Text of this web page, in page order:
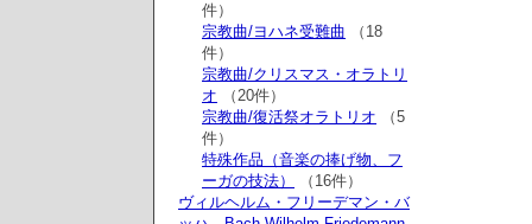
件）
宗教曲/ヨハネ受難曲 （18
件）
宗教曲/クリスマス・オラトリ
オ （20件）
宗教曲/復活祭オラトリオ （5
件）
特殊作品（音楽の捧げ物、フ
ーガの技法）
（16件）
ヴィルヘルム・フリーデマン・バ